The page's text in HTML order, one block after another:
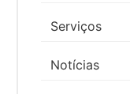
Serviços
Notícias